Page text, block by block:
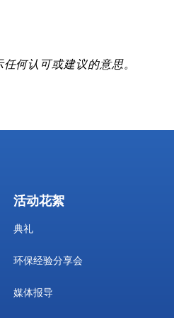
何认可或建议的意思。
活动花絮
典礼
环保经验分享会
媒体报导